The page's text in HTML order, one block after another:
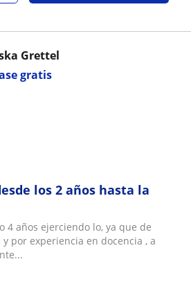
gratis
Grettel
los 2 años hasta la
4 años ejerciendo lo, ya que de
por experiencia en docencia , a